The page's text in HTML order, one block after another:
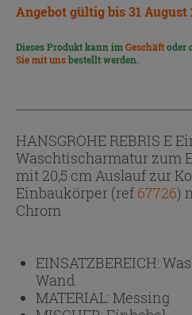
Angebot gültig bis 31 August
Dieses Produkt kann imGeschäftoder
Sie mit unsbestellt werden.
HANSGROHE REBRIS E
Waschtischarmatur zum
mit 20,5 cm Auslauf zur
Einbaukörper (ref 67726)
Chrom
EINSATZBEREICH:
Wand
MATERIAL:Messing